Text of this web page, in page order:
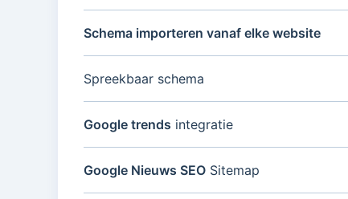
Schema importeren vanaf elke website
Spreekbaar schema
Google trends integratie
Google Nieuws SEO Sitemap